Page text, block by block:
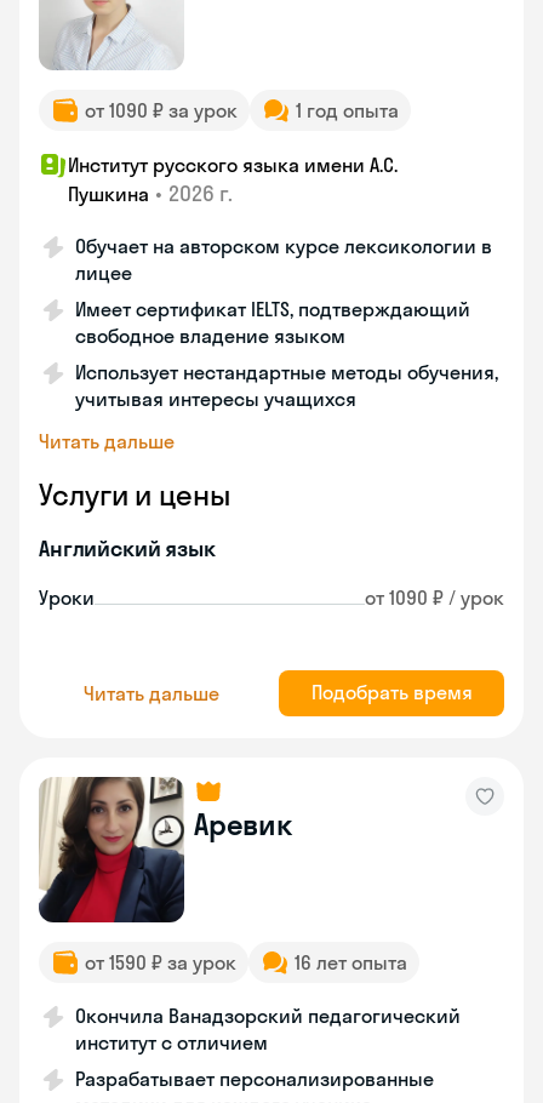
от 1090 ₽ за урок 1 год опыта
Институт русского языка имени А.С.
Пушкина • 2026 г.
Обучает на авторском курсе лексикологии в
лицее
Имеет сертификат IELTS, подтверждающий
свободное владение языком
Использует нестандартные методы обучения,
учитывая интересы учащихся
Читать дальше
Услуги и цены
Английский язык
Уроки от 1090 ₽ / урок
Читать дальше Подобрать время
Аревик
от 1590 ₽ за урок 16 лет опыта
Окончила Ванадзорский педагогический
институт с отличием
Разрабатывает персонализированные